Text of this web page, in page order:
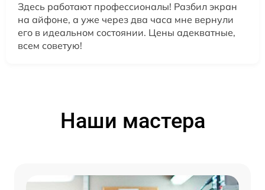
Здесь работают профессионалы! Разбил экран
на айфоне, а уже через два часа мне вернули
его в идеальном состоянии. Цены адекватные,
всем советую!
Наши мастера